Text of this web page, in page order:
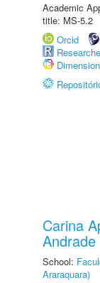
Academic
title: MS-5.2
Orcid
Carina
Andrade
School:
Araraquara)